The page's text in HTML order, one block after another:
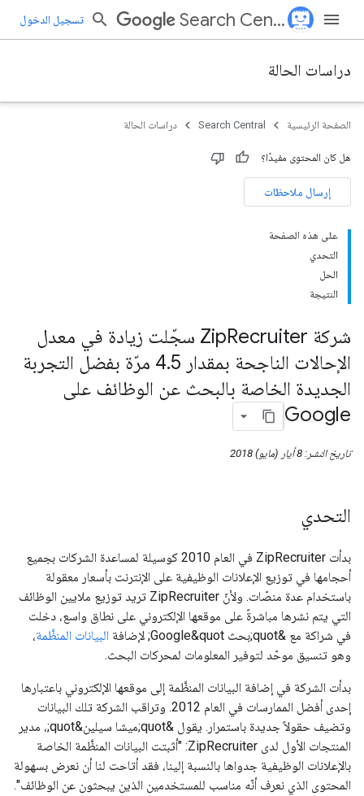
Search Central تسجيل الدخول
دراسات الحالة
الصفحة الرئيسية Search Central دراسات الحالة
هل كان المحتوى مفيدًا؟
إرسال ملاحظات
على هذه الصفحة
التحدي
الحل
النتيجة
شركة Zip
Recruiter سجّلت زيادة في معدل
الإحالات الناجحة بمقدار 4
.
5 مرّة بفضل التجربة
الجديدة الخاصة بالبحث عن الوظائف على
Google
تاريخ النشر: 8 أيار (مايو) 2018
التحدي
بدأت ZipRecruiter في العام 2010 كوسيلة لمساعدة الشركات بجميع
أحجامها في توزيع الإعلانات الوظيفية على الإنترنت بأسعار معقولة
باستخدام عدة منصّات. ولأنّ ZipRecruiter تريد توزيع ملايين الوظائف
التي يتم نشرها مباشرةً على موقعها الإلكتروني على نطاق واسع، دخلت
في شراكة مع &quot;بحث Google&quot; لإضافة
البيانات المنظَّمة،
وهو تنسيق موحّد لتوفير المعلومات لمحركات البحث.
بدأت الشركة في إضافة البيانات المنظَّمة إلى موقعها الإلكتروني باعتبارها
إحدى أفضل الممارسات في العام 2012. وتراقب الشركة تلك البيانات
وتضيف حقولاً جديدة باستمرار. يقول &quot;ميشا سيلين&quot;، مدير
المنتجات الأول لدى ZipRecruiter: "أثبتت البيانات المنظَّمة الخاصة
بالإعلانات الوظيفية جدواها بالنسبة إلينا، فقد أتاحت لنا أن نعرض بسهولة
المحتوى الذي نعرف أنّه مناسب للمستخدمين الذين يبحثون عن الوظائف".